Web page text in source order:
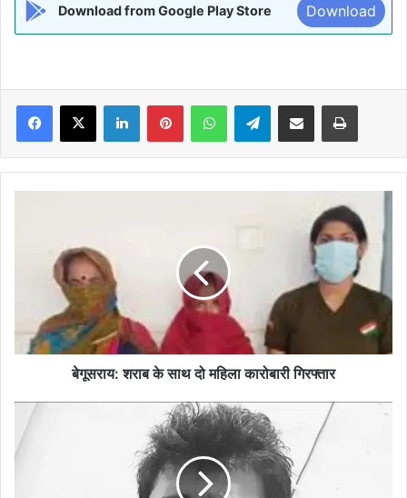
Download from Google Play Store Download
Facebook
X LinkedInPinterestWhatsAppTelegramShare via Email Print
कारोबारी
गिरफ्तार
बेगूसराय: शराब के साथ दो महिला कारोबारी गिरफ्तार
बेनीपट्टी
अवैध